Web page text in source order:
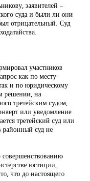
заявителей –
суда и были ли они
отрицательный. Суд
участников
как по месту
и по юридическому
решении, на
третейским судом,
или уведомление
третейский суд или
районный суд не
совершенствованию
юстиции,
что до настоящего